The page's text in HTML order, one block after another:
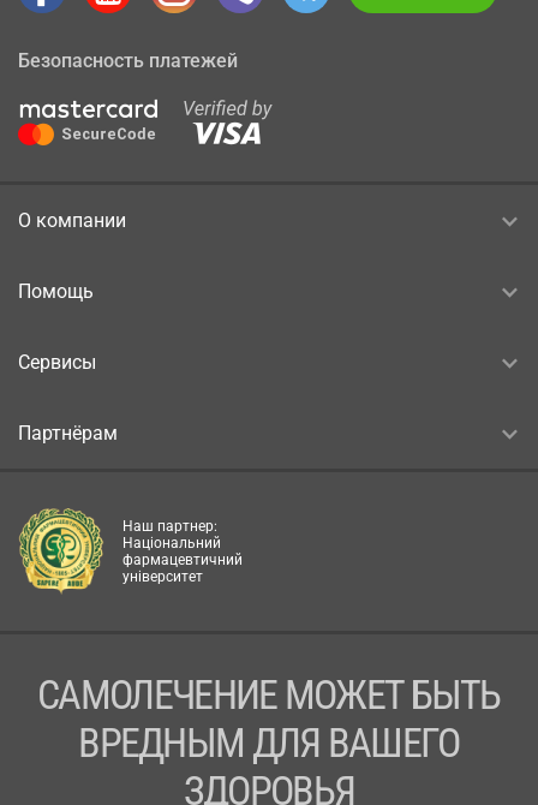
Безопасность платежей
О компании
Помощь
Сервисы
Партнёрам
Наш партнер:
Національний
фармацевтичний
університет
САМОЛЕЧЕНИЕ МОЖЕТ БЫТЬ
ВРЕДНЫМ ДЛЯ ВАШЕГО
ЗДОРОВЬЯ